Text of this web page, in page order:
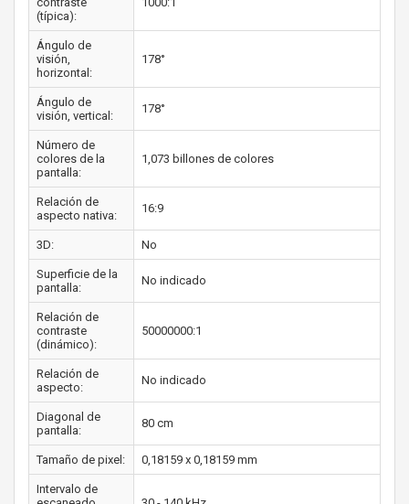
(típica):
Ángulo de
visión,
horizontal:
178°
Ángulo de
visión, vertical:
178°
Número de
colores de la
pantalla:
1,073 billones de colores
Relación de
aspecto nativa:
16:9
3D: No
Superficie de la
pantalla:
No indicado
Relación de
contraste
(dinámico):
50000000:1
Relación de
aspecto:
No indicado
Diagonal de
pantalla:
80 cm
Tamaño de pixel: 0,18159 x 0,18159 mm
Intervalo de